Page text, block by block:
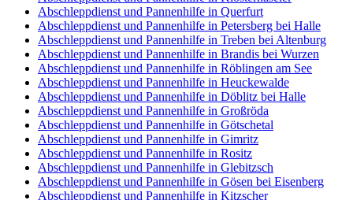
Abschleppdienst und Pannenhilfe in Querfurt
Abschleppdienst und Pannenhilfe in Petersberg bei Halle
Abschleppdienst und Pannenhilfe in Treben bei Altenburg
Abschleppdienst und Pannenhilfe in Brandis bei Wurzen
Abschleppdienst und Pannenhilfe in Röblingen am See
Abschleppdienst und Pannenhilfe in Heuckewalde
Abschleppdienst und Pannenhilfe in Döblitz bei Halle
Abschleppdienst und Pannenhilfe in Großröda
Abschleppdienst und Pannenhilfe in Götschetal
Abschleppdienst und Pannenhilfe in Gimritz
Abschleppdienst und Pannenhilfe in Rositz
Abschleppdienst und Pannenhilfe in Glebitzsch
Abschleppdienst und Pannenhilfe in Gösen bei Eisenberg
Abschleppdienst und Pannenhilfe in Kitzscher